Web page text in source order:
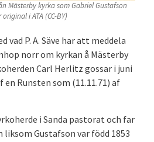
Mästerby kyrka som Gabriel Gustafson
i ATA (CC-BY)
vad P. A. Säve har att meddela
norr om kyrkan å Mästerby
Carl Herlitz gossar i juni
Runsten som (11.11.71) af
i Sanda pastorat och far
liksom Gustafson var född 1853